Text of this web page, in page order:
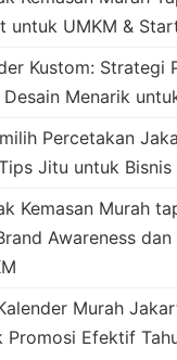
untuk UMKM &
Kustom: Strategi
Menarik
Percetakan
Jitu untuk Bisnis
Kemasan Murah
Awareness dan
Murah
Promosi Efektif